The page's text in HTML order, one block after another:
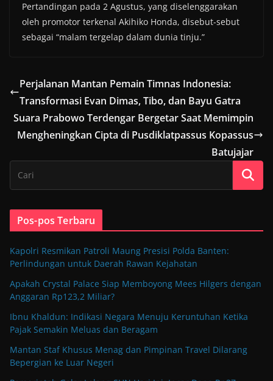
Pertandingan pada 2 Agustus, yang diselenggarakan
oleh promotor terkenal Akihiko Honda, disebut-sebut
sebagai “malam tergelap dalam dunia tinju.”
Perjalanan Mantan Pemain Timnas Indonesia:
Transformasi Evan Dimas, Tibo, dan Bayu Gatra
Suara Prabowo Terdengar Bergetar Saat Memimpin
Mengheningkan Cipta di Pusdiklatpassus Kopassus
Batujajar
Pos-pos Terbaru
Kapolri Resmikan Patroli Maung Presisi Polda Banten:
Perlindungan untuk Daerah Rawan Kejahatan
Apakah Crystal Palace Siap Memboyong Mees Hilgers dengan
Anggaran Rp123,2 Miliar?
Ibnu Khaldun: Indikasi Negara Menuju Keruntuhan Ketika
Pajak Semakin Meluas dan Beragam
Mantan Staf Khusus Menag dan Pimpinan Travel Dilarang
Bepergian ke Luar Negeri